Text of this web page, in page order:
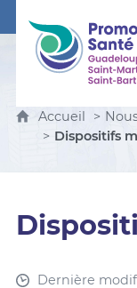
Promotion
Accueil
Dispositifs
Dernière